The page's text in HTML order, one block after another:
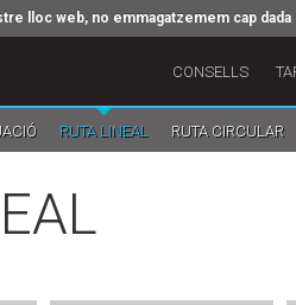
lloc web, no emmagatzemem cap
RUTA LINEAL RUTA CIRCULAR
CONSELLS